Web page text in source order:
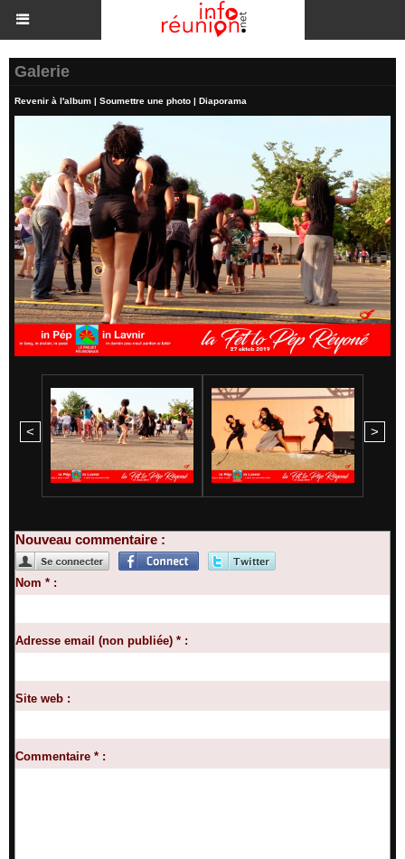
Galerie
Revenir à l'album | Soumettre une photo | Diaporama
< >
Nouveau commentaire :
Nom * :
Adresse email (non publiée) * :
Site web :
Commentaire * :